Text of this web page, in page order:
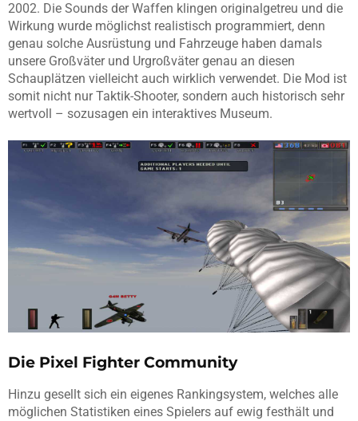
2002. Die Sounds der Waffen klingen originalgetreu und die
Wirkung wurde möglichst realistisch programmiert, denn
genau solche Ausrüstung und Fahrzeuge haben damals
unsere Großväter und Urgroßväter genau an diesen
Schauplätzen vielleicht auch wirklich verwendet. Die Mod ist
somit nicht nur Taktik-Shooter, sondern auch historisch sehr
wertvoll – sozusagen ein interaktives Museum.
Die Pixel Fighter Community
Hinzu gesellt sich ein eigenes Rankingsystem, welches alle
möglichen Statistiken eines Spielers auf ewig festhält und